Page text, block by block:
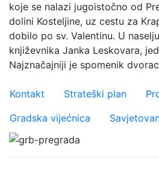
koje se nalazi jugoistočno od
dolini Kosteljine, uz cestu za
dobilo po sv. Valentinu. U
književnika Janka Leskovara,
Najznačajniji je spomenik
Važniji linkovi
Kontakt Strateški plan
Gradska vijećnica